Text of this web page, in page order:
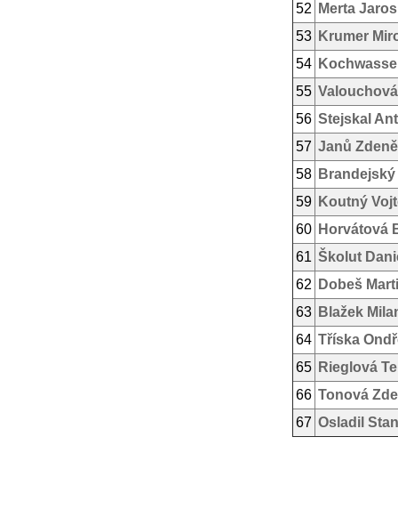
52
Merta
53 Krumer
54
55
56 Stejskal
57 Janů
58 Brandejský
59 Koutný
60 Horvátová
61 Školut
62
Dobeš
63 Blažek
64 Tříska
65 Rieglová
66 Tonová
67 Osladil